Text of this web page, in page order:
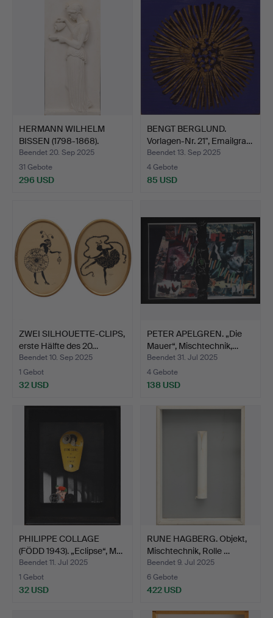
HERMANN WILHELM
BISSEN (1798-1868).
Nachhe…
Beendet 20. Sep 2025
31 Gebote
296 USD
BENGT BERGLUND.
Vorlagen-Nr. 21", Emailgra…
Beendet 13. Sep 2025
4 Gebote
85 USD
ZWEI SILHOUETTE-CLIPS,
erste Hälfte des 20…
Beendet 10. Sep 2025
1 Gebot
32 USD
PETER APELGREN. „Die
Mauer“, Mischtechnik,…
Beendet 31. Jul 2025
4 Gebote
138 USD
PHILIPPE COLLAGE
(FÖDD 1943). „Eclipse“, M…
Beendet 11. Jul 2025
1 Gebot
32 USD
RUNE HAGBERG. Objekt,
Mischtechnik, Rolle …
Beendet 9. Jul 2025
6 Gebote
422 USD